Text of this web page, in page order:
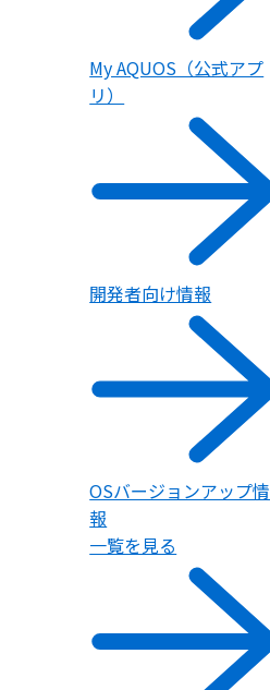
My AQUOS（公式アプ
リ）
開発者向け情報
OSバージョンアップ情
報
一覧を見る